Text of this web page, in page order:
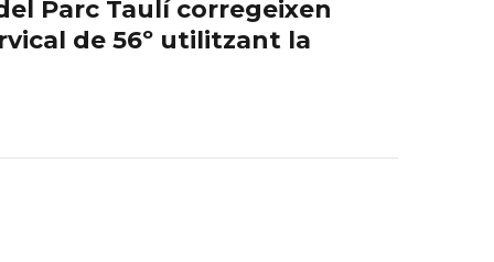
Parc Taulí corregeixen
de 56º utilitzant la